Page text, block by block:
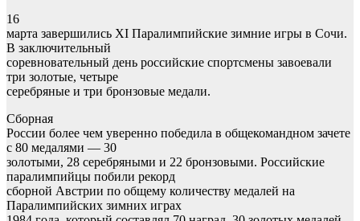
16
марта завершились XI Паралимпийские зимние игры в Сочи.
В заключительный
соревновательный день российские спортсмены завоевали
три золотые, четыре
серебряные и три бронзовые медали.
Сборная
России более чем уверенно победила в общекомандном зачете
с 80 медалями — 30
золотыми, 28 серебряными и 22 бронзовыми. Российские
паралимпийцы побили рекорд
сборной Австрии по общему количеству медалей на
Паралимпийских зимних играх